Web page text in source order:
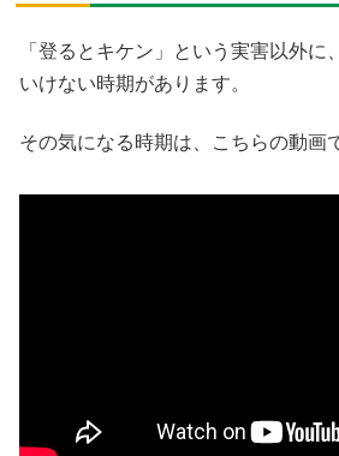
「登るとキケン」という実害以外に
いけない時期があります。
その気になる時期は、こちらの動画